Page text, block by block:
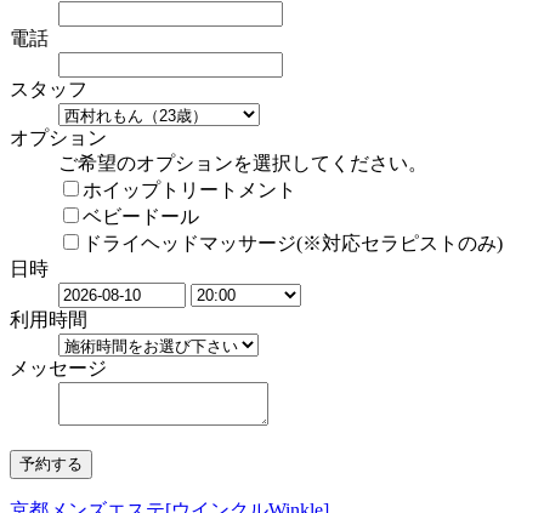
電話
スタッフ
オプション
ご希望のオプションを選択してください。
ホイップトリートメント
ベビードール
ドライヘッドマッサージ(※対応セラピストのみ)
日時
利用時間
メッセージ